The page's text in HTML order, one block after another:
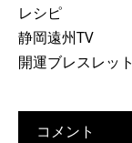
レシピ
静岡遠州TV
開運ブレスレット
コメント